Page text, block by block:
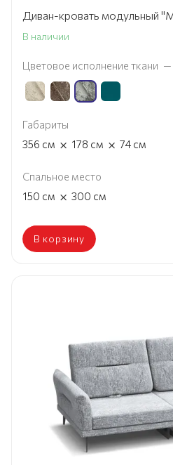
Диван-кровать модульный
В наличии
Цветовое исполнение ткани —
Габариты
356 см × 178 см × 74 см
Спальное место
150 см × 300 см
В корзину